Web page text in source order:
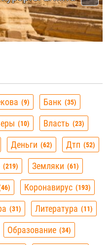
9 Банк 35
10 Власть 23
Деньги 62 Дтп 52
219 Земляки 61
46 Коронавирус 193
31 Литература 11
Образование 34